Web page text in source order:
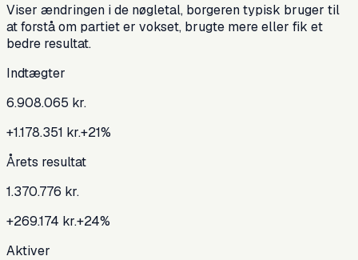
Viser ændringen i de nøgletal, borgeren typisk bruger til
at forstå om partiet er vokset, brugte mere eller fik et
bedre resultat.
Indtægter
6.908.065 kr.
+1.178.351 kr.+21%
Årets resultat
1.370.776 kr.
+269.174 kr.+24%
Aktiver